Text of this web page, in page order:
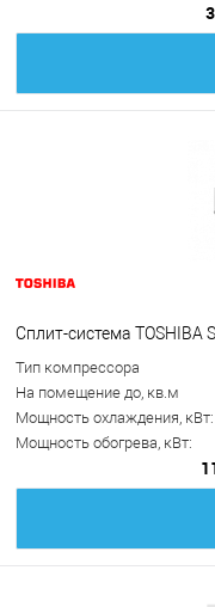
Сплит-система TOSHIBA
Тип компрессора
На помещение до, кв.м
Мощность охлаждения, кВт:
Мощность обогрева, кВт: